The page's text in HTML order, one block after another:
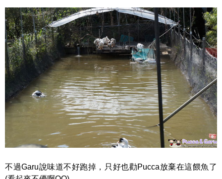
不過Garu說味道不好跑掉，只好也勸Pucca放棄在這餵魚了